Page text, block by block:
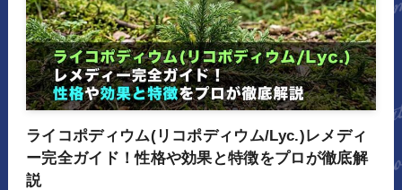
ライコポディウム(リコポディウム/Lyc.)レメディ
ー完全ガイド！性格や効果と特徴をプロが徹底解
説